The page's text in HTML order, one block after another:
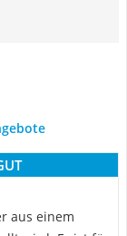
aus einem